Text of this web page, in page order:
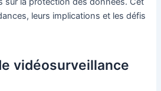
leurs implications et les défis
vidéosurveillance